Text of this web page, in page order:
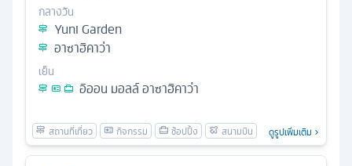
กลางวัน
Yuni Garden
อาซาฮิคาว่า
เย็น
อิออน มอลล์ อาซาฮิคาว่า
ดูรูปเพิ่มเติม